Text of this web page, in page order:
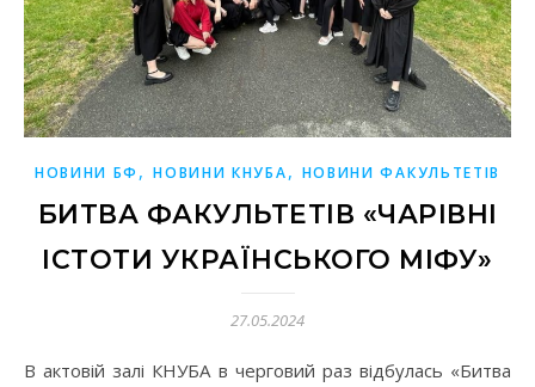
НОВИНИ БФ ,НОВИНИ КНУБА, НОВИНИ ФАКУЛЬТЕТІВ
БИТВА ФАКУЛЬТЕТІВ «ЧАРІВНІ
ІСТОТИ УКРАЇНСЬКОГО МІФУ»
27.05.2024
В актовій залі КНУБА в черговий раз відбулась «Битва